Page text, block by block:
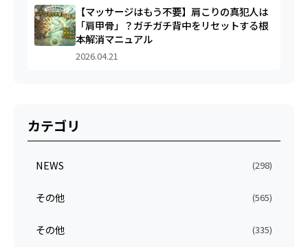
【マッサージはもう不要】肩こりの真犯人は
「肩甲骨」？ガチガチ背中をリセットする根
本解消マニュアル
2026.04.21
カテゴリ
NEWS (298)
その他 (565)
その他 (335)